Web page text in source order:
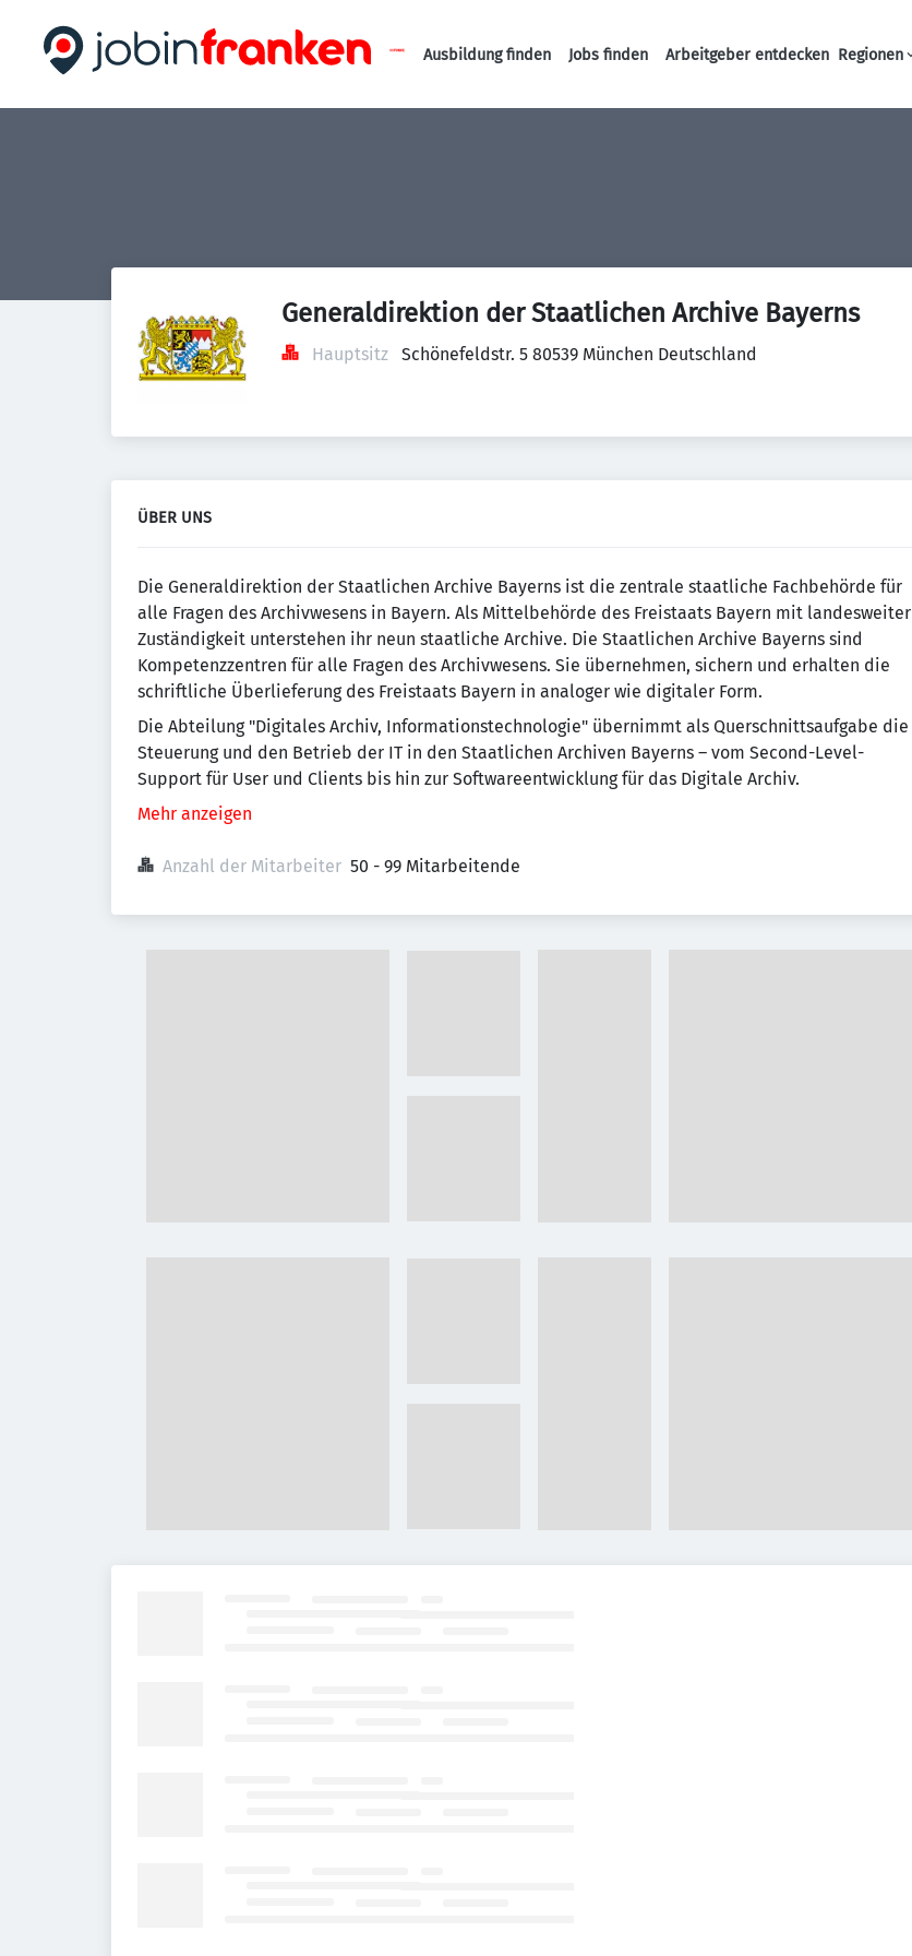
Haupt-Navigation
Ausbildung finden Jobs finden Arbeitgeber entdecken Regionen
Generaldirektion der Staatlichen Archive Bayerns
Hauptsitz Schönefeldstr. 5 80539 München Deutschland
ÜBER UNS
Die Generaldirektion der Staatlichen Archive Bayerns ist die zentrale staatliche Fachbehörde für
alle Fragen des Archivwesens in Bayern. Als Mittelbehörde des Freistaats Bayern mit landesweiter
Zuständigkeit unterstehen ihr neun staatliche Archive. Die Staatlichen Archive Bayerns sind
Kompetenzzentren für alle Fragen des Archivwesens. Sie übernehmen, sichern und erhalten die
schriftliche Überlieferung des Freistaats Bayern in analoger wie digitaler Form.
Die Abteilung "Digitales Archiv, Informationstechnologie" übernimmt als Querschnittsaufgabe die
Steuerung und den Betrieb der IT in den Staatlichen Archiven Bayerns – vom Second-Level-
Support für User und Clients bis hin zur Softwareentwicklung für das Digitale Archiv.
Mehr anzeigen
Anzahl der Mitarbeiter 50 - 99 Mitarbeitende